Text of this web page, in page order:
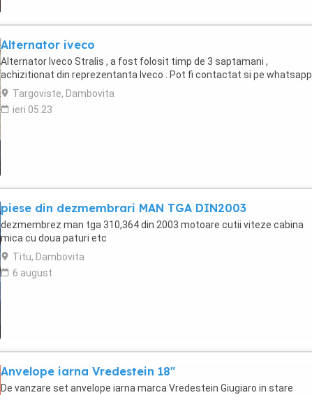
Alternator iveco
Alternator Iveco Stralis , a fost folosit timp de 3 saptamani ,
achizitionat din reprezentanta Iveco . Pot fi contactat si pe whatsapp .
Targoviste, Dambovita
ieri 05:23
piese din dezmembrari MAN TGA DIN2003
dezmembrez man tga 310,364 din 2003 motoare cutii viteze cabina
mica cu doua paturi etc
Titu, Dambovita
6 august
Anvelope iarna Vredestein 18"
De vanzare set anvelope iarna marca Vredestein Giugiaro in stare